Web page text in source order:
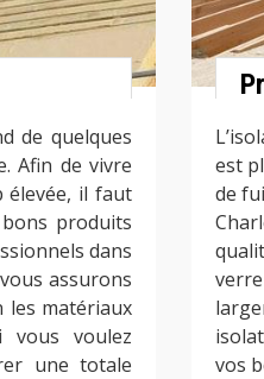
de quelques
Afin de vivre
élevée, il faut
produits
dans
assurons
les matériaux
vous voulez
une totale
est
de
vos